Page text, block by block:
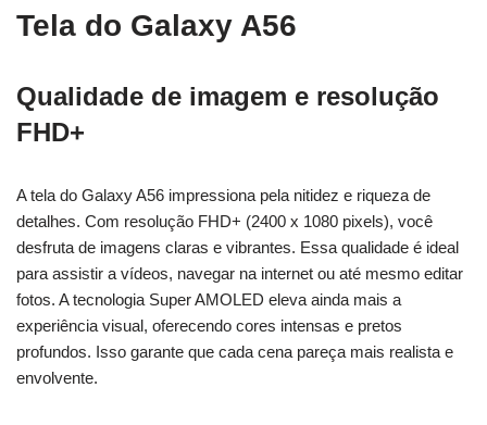
Tela do Galaxy A56
Qualidade de imagem e resolução
FHD+
A tela do Galaxy A56 impressiona pela nitidez e riqueza de
detalhes. Com resolução FHD+ (2400 x 1080 pixels), você
desfruta de imagens claras e vibrantes. Essa qualidade é ideal
para assistir a vídeos, navegar na internet ou até mesmo editar
fotos. A tecnologia Super AMOLED eleva ainda mais a
experiência visual, oferecendo cores intensas e pretos
profundos. Isso garante que cada cena pareça mais realista e
envolvente.